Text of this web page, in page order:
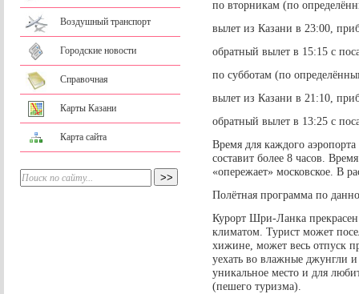
Воздушный транспорт
Городские новости
Справочная
Карты Казани
Карта сайта
по вторникам (по
вылет из Казани в 23:00,
обратный вылет в 15:15 с
по субботам (по
вылет из Казани в 21:10,
обратный вылет в 13:25 с
Время для каждого
составит более 8 часов.
«опережает» московское. В
Полётная программа по
Курорт Шри-Ланка
климатом. Турист может
хижине, может весь отпуск
уехать во влажные джунгли
уникальное место и для
(пешего туризма).